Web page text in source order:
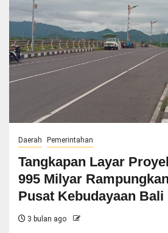
Daerah Pemerintahan
Tangkapan Layar
995 Milyar
Pusat Kebudayaan
3 bulan ago